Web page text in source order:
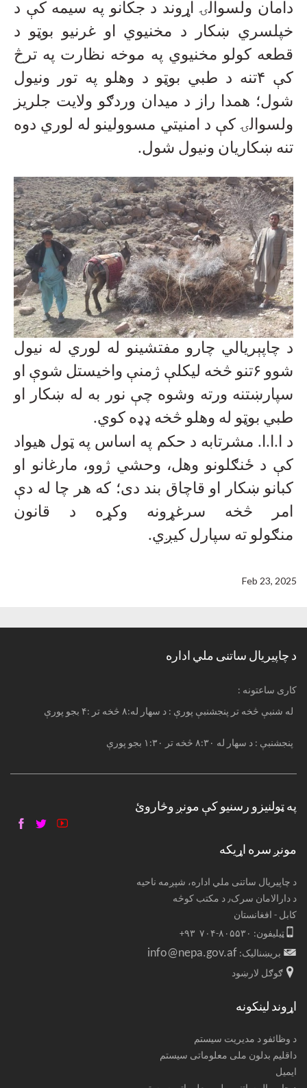
دامان ولسوالۍ اړوند د جکانو په سيمه کې د
خپلسري ښکار د مخنيوي او غرنيو بوټو د
قطعه کولو مخنيوي په موخه نظارت په ترڅ
کې ۴تنه د طبي بوټو د وهلو په تور ونیول
شول؛ همدا راز د میدان وردګو ولایت جلریز
ولسوالۍ کې د امنیتي مسوولینو له لوري دوه
تنه ښکاریان ونیول شول.
د چاپېریالي چارو مفتشینو له لوري له نیول
شوو ۶تنو څخه لیکلې ژمنې واخیستل شوې او
سپارښتنه ورته وشوه چې نور به له ښکار او
طبي بوټو له وهلو څخه ډډه کوي.
د ا.ا.ا. مشرتابه د حکم په اساس په ټول هیواد
کې د ځنګلونو وهل، وحشي ژوو، مارغانو او
کبانو ښکار او قاچاق بند دی؛ که هر چا له دې
امر څخه سرغړونه وکړه د قانون
منګولو ته سپارل کیږي.
Feb 23, 2025
د چاپیریال ساتنی ملي اداره
: کاری ساعتونه
له شنبې څخه تر پنجشنبې پورې : د سهار له:۸ څخه تر :۴ بجو پورې
پنجشنبې : د سهار له ۸:۳۰ څخه تر ۱:۳۰ بجو پورې
په ټولنیزو رسنیو کې مونږ وڅاروئ
مونږ سره اړیکه
د چاپیریال ساتنی ملي اداره، شپږمه ناحیه
د دارالامان سرک٫ د مکتب کوڅه
کابل - افغانستان
ټیلیفون: ۸۰۵۵۳۰-۷۰۴ ۹۳+
بریښنالیک: info@nepa.gov.af
ګوګل لارښود
اړوند لینکونه
د وظائفو د مدیریت سیستم
داقلیم بدلون ملی معلوماتی سیستم
ایمیل